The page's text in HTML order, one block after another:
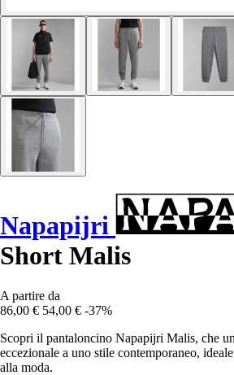
Napapijri
Short Malis
A partire da
86,00 € 54,00 € -37%
Scopri il pantaloncino Napapijri Malis, che
eccezionale a uno stile contemporaneo,
alla moda.